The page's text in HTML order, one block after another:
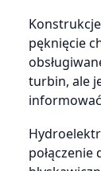
pęknięcie
turbin, ale